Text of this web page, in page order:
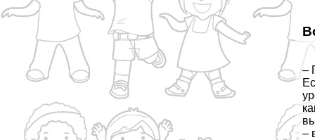
–
–